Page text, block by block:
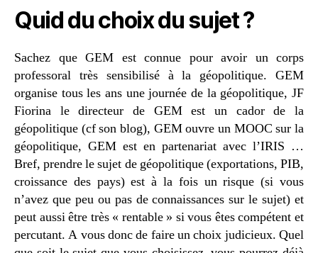
Quid du choix du sujet ?
Sachez que GEM est connue pour avoir un corps
professoral très sensibilisé à la géopolitique. GEM
organise tous les ans une journée de la géopolitique, JF
Fiorina le directeur de GEM est un cador de la
géopolitique (cf son blog), GEM ouvre un MOOC sur la
géopolitique, GEM est en partenariat avec l’IRIS …
Bref, prendre le sujet de géopolitique (exportations, PIB,
croissance des pays) est à la fois un risque (si vous
n’avez que peu ou pas de connaissances sur le sujet) et
peut aussi être très « rentable » si vous êtes compétent et
percutant. A vous donc de faire un choix judicieux. Quel